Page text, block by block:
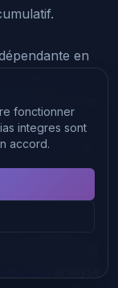
en
pièce d'une
pub
tâtonnement
fonctionner
integres sont
accord.